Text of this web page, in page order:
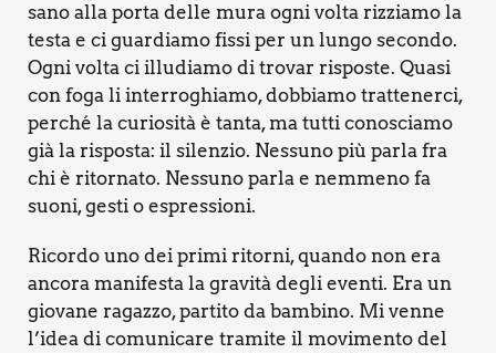
sa­no alla por­ta del­le mura ogni vol­ta riz­zia­mo la
testa e ci guar­dia­mo fis­si per un lun­go secon­do.
Ogni vol­ta ci illu­dia­mo di tro­var rispo­ste. Qua­si
con foga li inter­ro­ghia­mo, dob­bia­mo trat­te­ner­ci,
per­ché la curio­si­tà è tan­ta, ma tut­ti cono­scia­mo
già la rispo­sta: il silen­zio. Nes­su­no più par­la fra
chi è ritor­na­to. Nes­su­no par­la e nem­me­no fa
suo­ni, gesti o espres­sio­ni.
Ricor­do uno dei pri­mi ritor­ni, quan­do non era
anco­ra mani­fe­sta la gra­vi­tà degli even­ti. Era un
gio­va­ne ragaz­zo, par­ti­to da bam­bi­no. Mi ven­ne
l’idea di comu­ni­ca­re tra­mi­te il movi­men­to del